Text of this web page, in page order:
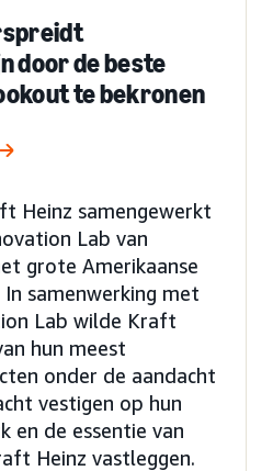
door de beste
te bekronen
Heinz samengewerkt
Lab van
grote Amerikaanse
samenwerking met
Lab wilde Kraft
hun meest
onder de aandacht
vestigen op hun
en de essentie van
Heinz vastleggen.